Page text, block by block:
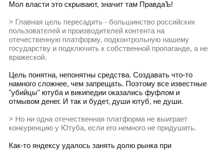
Мол власти это скрывают, значит там ПравдаЪ!
> Главная цель пересадить - большинство российских
пользователей и производителей контента на
отечественную платформу, подконтрольную нашему
государству и подключить к собственной пропаганде, а не
вражеской.
Цель понятна, непонятны средства. Создавать что-то
намного сложнее, чем запрещать. Поэтому все известные
"убийцы" ютуба и википедии оказались фуфлом и
отмывом денег. И так и будет, души ютуб, не души.
> Но ни одна отечественная платформа не выиграет
конкуренцию у Ютуба, если его немного не придушить.
Как-то яндексу удалось занять долю рынка при